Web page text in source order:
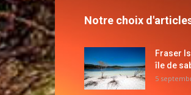
Notre choix
Fraser
île de
5